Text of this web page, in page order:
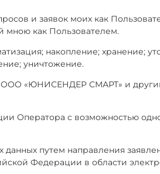
и заявок моих как
мною как Пользователем.
накопление; хранение;
уничтожение.
ООО «ЮНИСЕНДЕР СМАРТ» и
Оператора с возможностью
данных путем направления
Федерации в области